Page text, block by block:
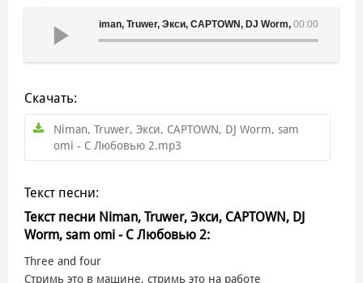
00:00
Niman, Truwer, Экси, CAPTOWN, DJ Worm, sam omi - С
Скачать:
Niman, Truwer, Экси, CAPTOWN, DJ Worm, sam
omi - С Любовью 2.mp3
Текст песни:
Текст песни Niman, Truwer, Экси, CAPTOWN, DJ
Worm, sam omi - С Любовью 2:
Three and four
Стримь это в машине, стримь это на работе